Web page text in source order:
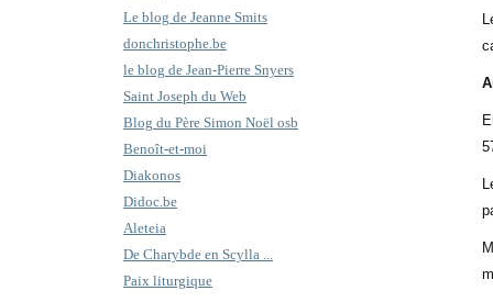
Le blog de Jeanne Smits
donchristophe.be
le blog de Jean-Pierre Snyers
Saint Joseph du Web
Blog du Père Simon Noël osb
Benoît-et-moi
Diakonos
Didoc.be
Aleteia
De Charybde en Scylla ...
Paix liturgique